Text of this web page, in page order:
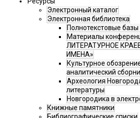
Электронный каталог
Электронная библиотека
Полнотекстовые
Материалы
ЛИТЕРАТУРНОЕ
ИМЕНА»
Культурное
аналитический
Археология
литературы
Новгородика в
Книжные памятники